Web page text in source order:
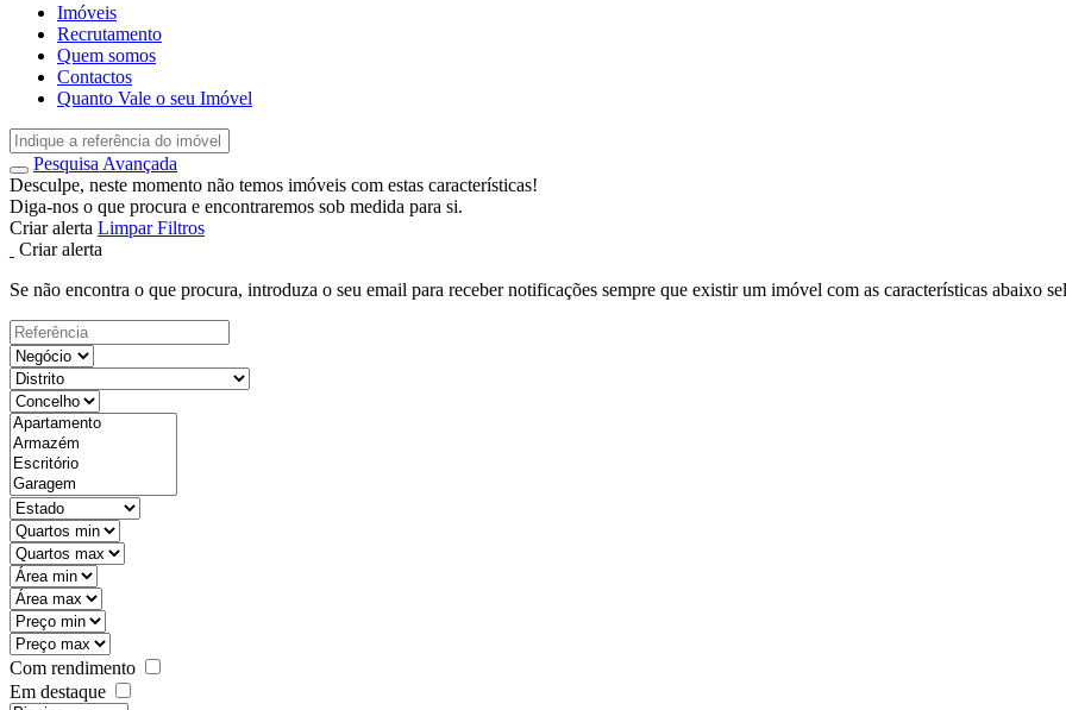
Imóveis
Recrutamento
Quem somos
Contactos
Quanto Vale o seu Imóvel
Pesquisa Avançada
Desculpe, neste momento não temos imóveis com estas características!
Diga-nos o que procura e encontraremos sob medida para si.
Criar alerta Limpar Filtros
Criar alerta
Se não encontra o que procura, introduza o seu email para receber notificações sempre que existir um imóvel com as características abaixo
Com rendimento
Em destaque